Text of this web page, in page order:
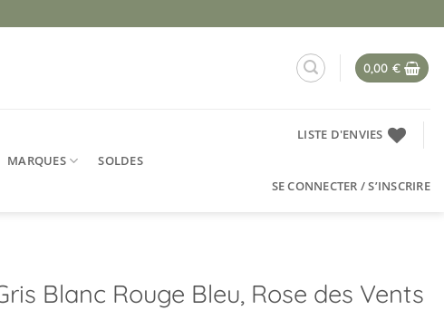
0,00 €
MARQUES SOLDES
LISTE D'ENVIES
SE CONNECTER / S’INSCRIRE
Blanc Rouge Bleu, Rose des Vents